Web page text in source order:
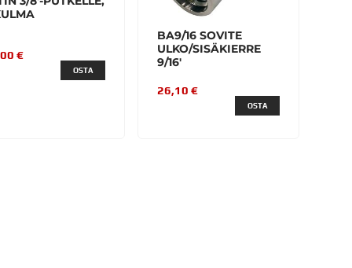
€
OSTA
BA9/16 SOVITE
ULKO/SISÄKIERRE
9/16'
26,10 €
OSTA